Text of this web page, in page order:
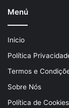
Menú
Inicio
Política
Termos e
Sobre Nós
Política de Cookies